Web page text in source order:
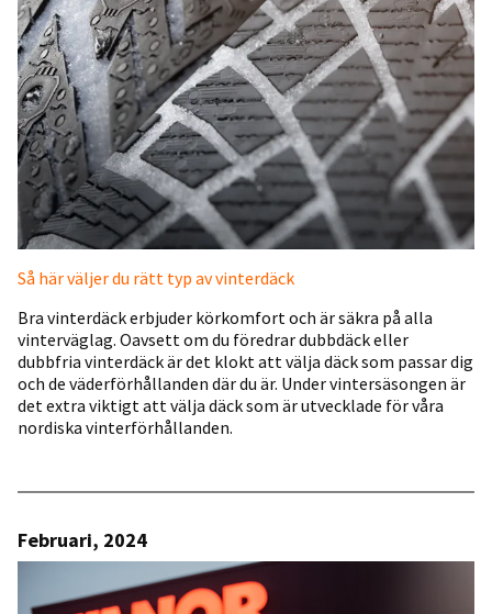
Så här väljer du rätt typ av vinterdäck
Bra vinterdäck erbjuder körkomfort och är säkra på alla
vinterväglag. Oavsett om du föredrar dubbdäck eller
dubbfria vinterdäck är det klokt att välja däck som passar dig
och de väderförhållanden där du är. Under vintersäsongen är
det extra viktigt att välja däck som är utvecklade för våra
nordiska vinterförhållanden.
Februari, 2024